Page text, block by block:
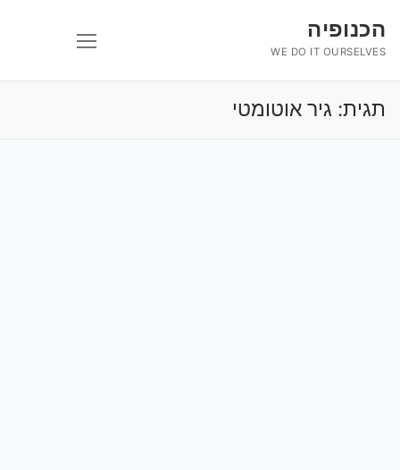
לתוכןהכנופיה
WE DO IT OURSELVES
תגית: גיר אוטומטי